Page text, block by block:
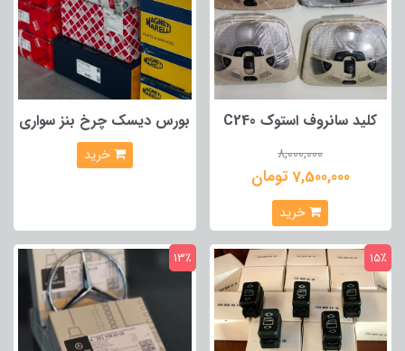
کلید سانروف استوک C240
8,000,000
7,500,000 تومان
خرید
بورس دیسک چرخ بنز سواری
خرید
15٪ 13٪